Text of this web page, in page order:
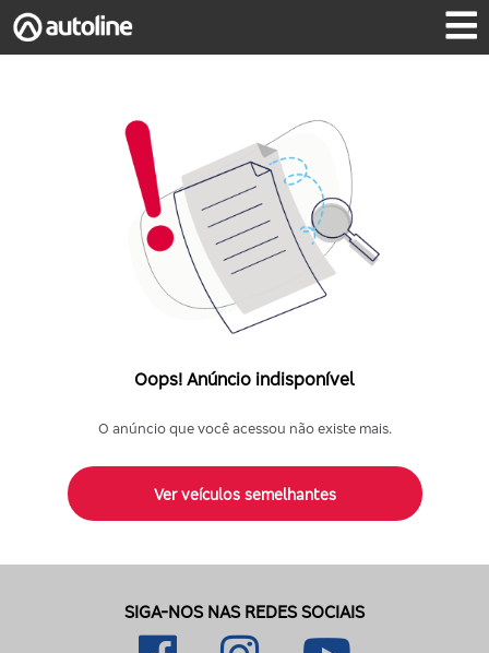
Oops! Anúncio indisponível
O anúncio que você acessou não existe mais.
Ver veículos semelhantes
SIGA-NOS NAS REDES SOCIAIS